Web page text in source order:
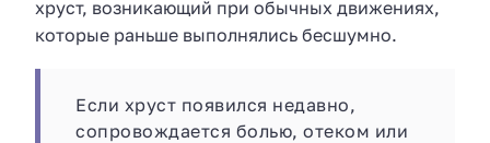
хруст, возникающий при обычных движениях,
которые раньше выполнялись бесшумно.
Если хруст появился недавно,
сопровождается болью, отеком или